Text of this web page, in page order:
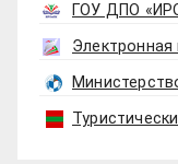
ГОУ ДПО